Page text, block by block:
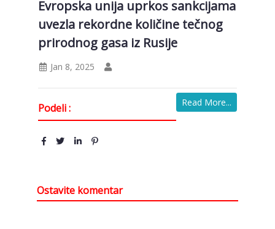
Evropska unija uprkos sankcijama
uvezla rekordne količine tečnog
prirodnog gasa iz Rusije
Jan 8, 2025
Read More...
Podeli :
Ostavite komentar